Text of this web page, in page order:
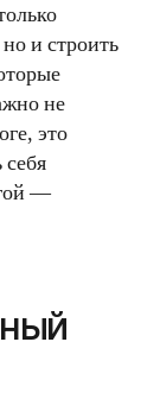
и строить
не
это
—